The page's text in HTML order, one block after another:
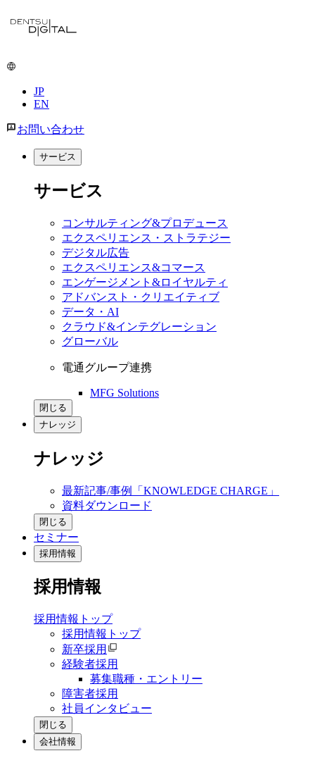
JP
EN
お問い合わせ
サービス
サービス
コンサルティング&プロデュース
エクスペリエンス・ストラテジー
デジタル広告
エクスペリエンス&コマース
エンゲージメント&ロイヤルティ
アドバンスト・クリエイティブ
データ・AI
クラウド&インテグレーション
グローバル
電通グループ連携
MFG Solutions
閉じる
ナレッジ
ナレッジ
最新記事/事例「KNOWLEDGE CHARGE」
資料ダウンロード
閉じる
セミナー
採用情報
採用情報
採用情報トップ
採用情報トップ
新卒採用
経験者採用
募集職種・エントリー
障害者採用
社員インタビュー
閉じる
会社情報